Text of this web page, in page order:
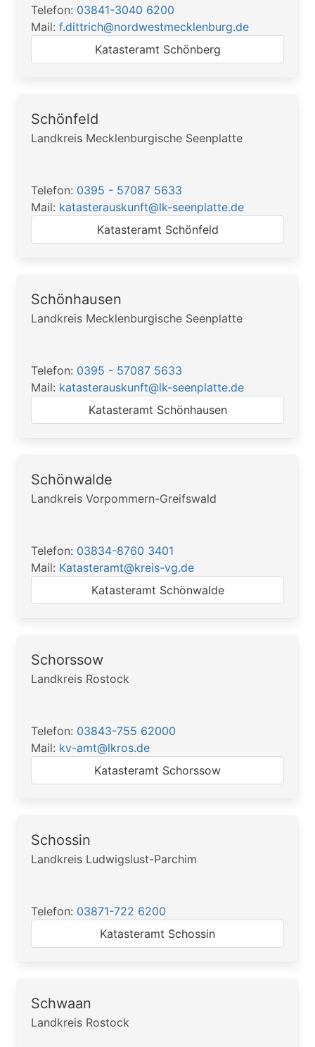
Telefon: 03841-3040 6200
Mail: f.dittrich@nordwestmecklenburg.de
Katasteramt Schönberg
Schönfeld
Landkreis Mecklenburgische Seenplatte
Telefon: 0395 - 57087 5633
Mail: katasterauskunft@lk-seenplatte.de
Katasteramt Schönfeld
Schönhausen
Landkreis Mecklenburgische Seenplatte
Telefon: 0395 - 57087 5633
Mail: katasterauskunft@lk-seenplatte.de
Katasteramt Schönhausen
Schönwalde
Landkreis Vorpommern-Greifswald
Telefon: 03834-8760 3401
Mail: Katasteramt@kreis-vg.de
Katasteramt Schönwalde
Schorssow
Landkreis Rostock
Telefon: 03843-755 62000
Mail: kv-amt@lkros.de
Katasteramt Schorssow
Schossin
Landkreis Ludwigslust-Parchim
Telefon: 03871-722 6200
Katasteramt Schossin
Schwaan
Landkreis Rostock